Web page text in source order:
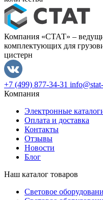
Компания «СТАТ» –
комплектующих для
цистерн
+7 (499) 877-34-31
Компания
Электронные
Оплата и доставка
Контакты
Отзывы
Новости
Блог
Наш каталог товаров
Световое